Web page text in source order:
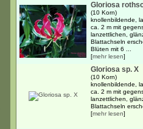
Gloriosa
(10 Korn)
knollenbildende,
ca. 2 m mit
lanzettlichen,
Blattachseln
Blüten mit 6 ...
[mehr lesen]
Gloriosa sp. X
(10 Korn)
knollenbildende,
ca. 2 m mit
lanzettlichen,
Blattachseln
[mehr lesen]